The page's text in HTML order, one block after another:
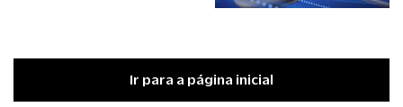
Ir para a página inicial